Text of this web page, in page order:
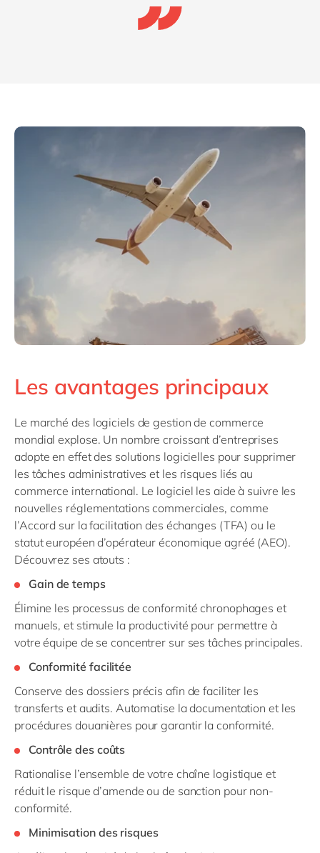
Les avantages principaux
Le marché des logiciels de gestion de commerce
mondial explose. Un nombre croissant d’entreprises
adopte en effet des solutions logicielles pour supprimer
les tâches administratives et les risques liés au
commerce international. Le logiciel les aide à suivre les
nouvelles réglementations commerciales, comme
l’Accord sur la facilitation des échanges (TFA) ou le
statut européen d’opérateur économique agréé (AEO).
Découvrez ses atouts :
Gain de temps
Élimine les processus de conformité chronophages et
manuels, et stimule la productivité pour permettre à
votre équipe de se concentrer sur ses tâches principales.
Conformité facilitée
Conserve des dossiers précis afin de faciliter les
transferts et audits. Automatise la documentation et les
procédures douanières pour garantir la conformité.
Contrôle des coûts
Rationalise l’ensemble de votre chaîne logistique et
réduit le risque d’amende ou de sanction pour non-
conformité.
Minimisation des risques